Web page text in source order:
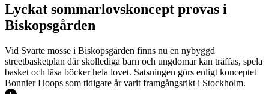
Lyckat sommarlovskoncept provas i
Biskopsgården
Vid Svarte mosse i Biskopsgården finns nu en nybyggd
streetbasketplan där skollediga barn och ungdomar kan träffas, spela
basket och läsa böcker hela lovet. Satsningen görs enligt konceptet
Bonnier Hoops som tidigare år varit framgångsrikt i Stockholm.